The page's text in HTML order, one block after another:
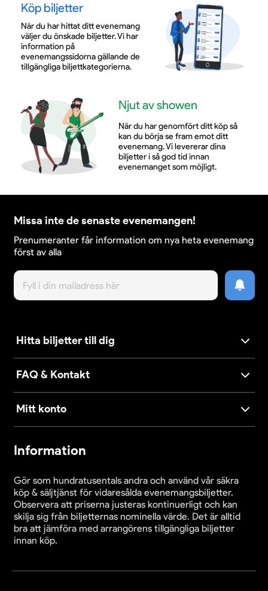
Köp biljetter
När du har hittat ditt evenemang
väljer du önskade biljetter. Vi har
information på
evenemangssidorna gällande de
tillgängliga biljettkategorierna.
Njut av showen
När du har genomfört ditt köp så
kan du börja se fram emot ditt
evenemang. Vi levererar dina
biljetter i så god tid innan
evenemanget som möjligt.
Missa inte de senaste evenemangen!
Prenumeranter får information om nya heta evenemang
först av alla
Hitta biljetter till dig
FAQ & Kontakt
Mitt konto
Information
Gör som hundratusentals andra och använd vår säkra
köp & säljtjänst för vidaresålda evenemangsbiljetter.
Observera att priserna justeras kontinuerligt och kan
skilja sig från biljetternas nominella värde. Det är alltid
bra att jämföra med arrangörens tillgängliga biljetter
innan köp.